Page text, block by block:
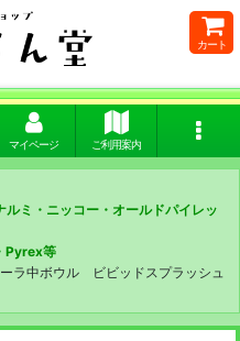
カート
マイページ ご利用案内
ミ・ニッコー・オールドパイレッ
Pyrex等
ラ中ボウル ビビッドスプラッシュ